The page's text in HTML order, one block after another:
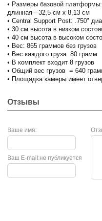
• Размеры базовой
длинная—32,5 см x 8,13 см
• Central Support Post: .750"
• 30 см высота в низком
• 40 см высота в высоком
• Вес: 865 граммов без грузов
• Вес каждого груза 80 грамм
• В комплект входит 8 грузов
• Общий вес грузов = 640
• Площадка камеры имеет
Отзывы
Ваше имя:
не публикуется
Ваш E-mail: